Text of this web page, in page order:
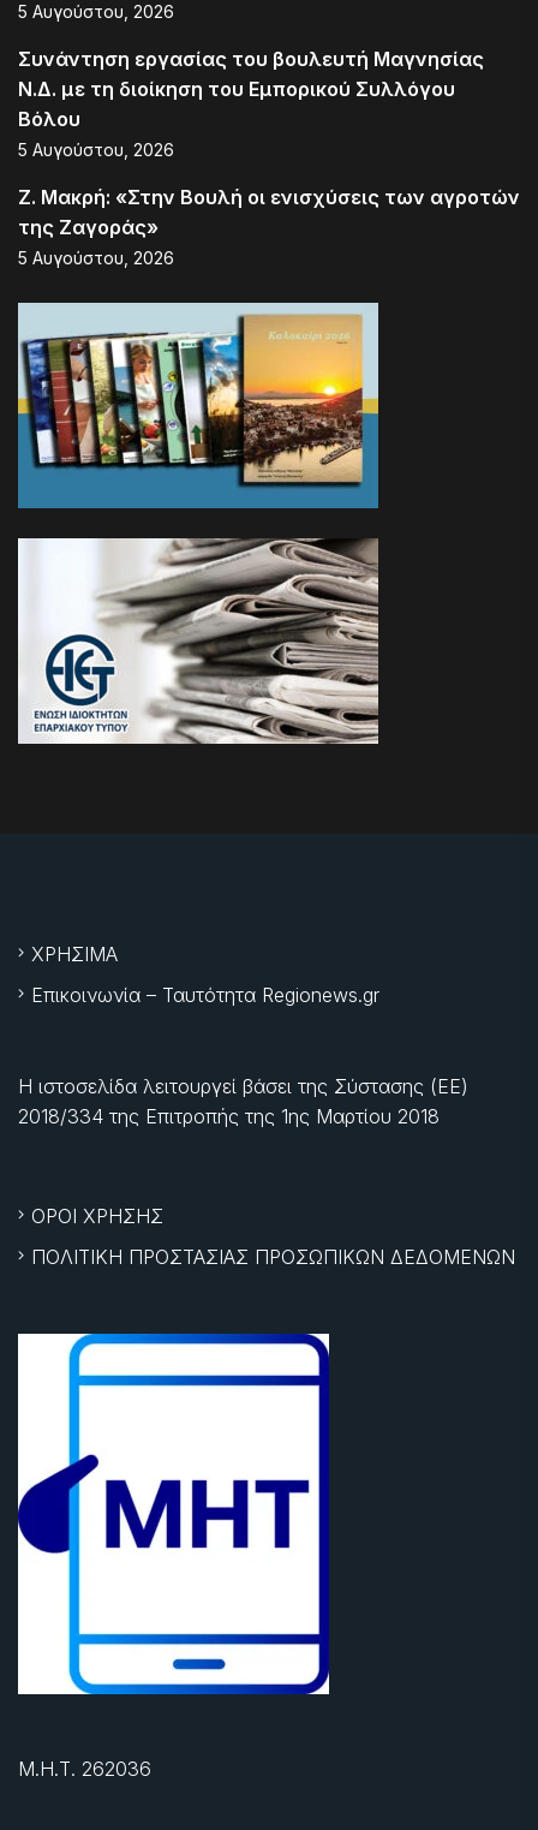
5 Αυγούστου, 2026
Συνάντηση εργασίας του βουλευτή Μαγνησίας
Ν.Δ. με τη διοίκηση του Εμπορικού Συλλόγου
Βόλου
5 Αυγούστου, 2026
Ζ. Μακρή: «Στην Βουλή οι ενισχύσεις των αγροτών
της Ζαγοράς»
5 Αυγούστου, 2026
ΧΡΗΣΙΜΑ
Επικοινωνία – Ταυτότητα Regionews.gr
Η ιστοσελίδα λειτουργεί βάσει της Σύστασης (ΕΕ)
2018/334 της Επιτροπής της 1ης Μαρτίου 2018
ΟΡΟΙ ΧΡΗΣΗΣ
ΠΟΛΙΤΙΚΗ ΠΡΟΣΤΑΣΙΑΣ ΠΡΟΣΩΠΙΚΩΝ ΔΕΔΟΜΕΝΩΝ
Μ.Η.Τ. 262036